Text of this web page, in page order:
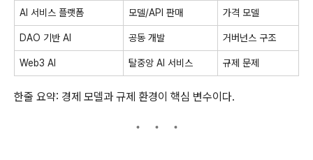
AI 서비스 플랫폼 모델/API 판매 가격 모델
DAO 기반 AI 공동 개발 거버넌스 구조
Web3 AI 탈중앙 AI 서비스 규제 문제
한줄 요약: 경제 모델과 규제 환경이 핵심 변수이다.